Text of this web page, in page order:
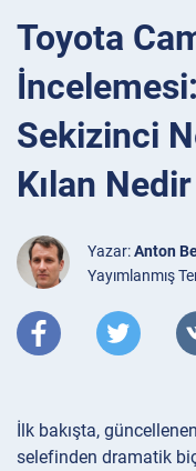
Toyota
Sekizinci
Kılan Nedir
Yazar:Anton
Yayımlanmış
İlk bakışta,
selefinden dramatik